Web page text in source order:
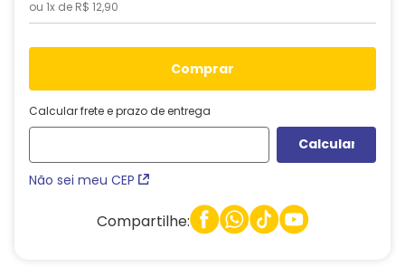
ou 1x de R$ 12,90
comprar
Calcular frete e prazo de entrega
Não sei meu CEP
Compartilhe: